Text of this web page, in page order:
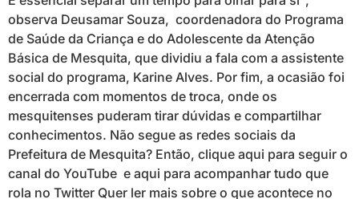
observa Deusamar Souza, coordenadora do Programa
de Saúde da Criança e do Adolescente da Atenção
Básica de Mesquita, que dividiu a fala com a assistente
social do programa, Karine Alves. Por fim, a ocasião foi
encerrada com momentos de troca, onde os
mesquitenses puderam tirar dúvidas e compartilhar
conhecimentos. Não segue as redes sociais da
Prefeitura de Mesquita? Então, clique aqui para seguir o
canal do YouTube e aqui para acompanhar tudo que
rola no Twitter Quer ler mais sobre o que acontece no